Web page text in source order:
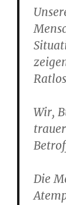
Wir,
Die